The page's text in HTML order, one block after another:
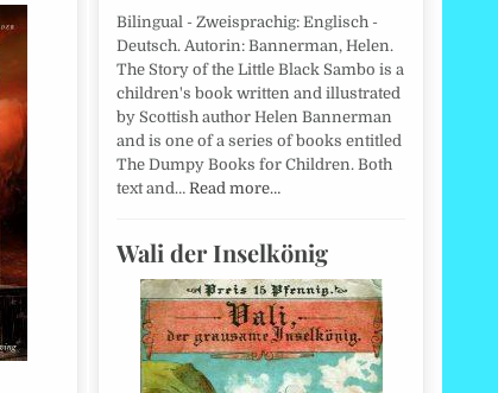
Bilingual - Zweisprachig: Englisch -
Deutsch. Autorin: Bannerman, Helen.
The Story of the Little Black Sambo is a
children's book written and illustrated
by Scottish author Helen Bannerman
and is one of a series of books entitled
The Dumpy Books for Children. Both
text and… Read more…
Wali der Inselkönig